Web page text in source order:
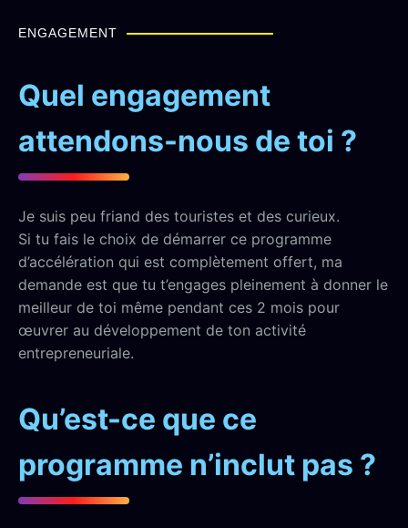
ENGAGEMENT
Quel engagement
attendons-nous de toi ?
Je suis peu friand des touristes et des curieux.
Si tu fais le choix de démarrer ce programme
d’accélération qui est complètement offert, ma
demande est que tu t’engages pleinement à donner le
meilleur de toi même pendant ces 2 mois pour
œuvrer au développement de ton activité
entrepreneuriale.
Qu’est-ce que ce
programme n’inclut pas ?